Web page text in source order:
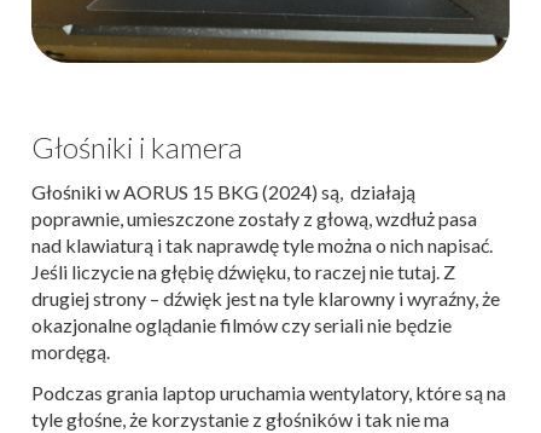
Głośniki i kamera
Głośniki w AORUS 15 BKG (2024) są, działają
poprawnie, umieszczone zostały z głową, wzdłuż pasa
nad klawiaturą i tak naprawdę tyle można o nich napisać.
Jeśli liczycie na głębię dźwięku, to raczej nie tutaj. Z
drugiej strony – dźwięk jest na tyle klarowny i wyraźny, że
okazjonalne oglądanie filmów czy seriali nie będzie
mordęgą.
Podczas grania laptop uruchamia wentylatory, które są na
tyle głośne, że korzystanie z głośników i tak nie ma